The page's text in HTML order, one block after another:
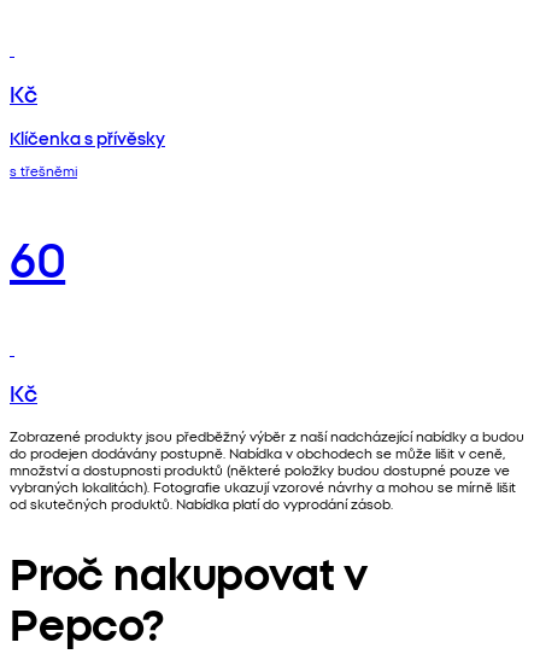
Kč
Klíčenka s přívěsky
s třešněmi
60
Kč
Zobrazené produkty jsou předběžný výběr z naší nadcházející nabídky a budou
do prodejen dodávány postupně. Nabídka v obchodech se může lišit v ceně,
množství a dostupnosti produktů (některé položky budou dostupné pouze ve
vybraných lokalitách). Fotografie ukazují vzorové návrhy a mohou se mírně lišit
od skutečných produktů. Nabídka platí do vyprodání zásob.
Proč nakupovat v
Pepco?